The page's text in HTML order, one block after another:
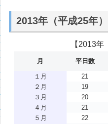
2013年（平成25年
【2013年
月 平日数
１月
21
２月
19
３月
20
４月
21
５月
22